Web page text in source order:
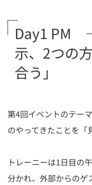
Day1 PM
示、2つの
合う」
第4回イベントのテー
のやってきたことを「
トレーニーは1日目の
分かれ、外部からのゲ